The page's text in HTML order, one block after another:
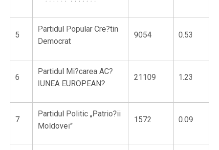
5
Partidul Popular Cre?tin
Democrat
9054 0.53
6
Partidul Mi?carea AC?
IUNEA EUROPEAN?
21109 1.23
7
Partidul Politic „Patrio?ii
Moldovei”
1572 0.09